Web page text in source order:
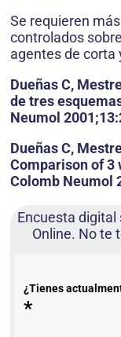
Se requieren
controlados
agentes de corta
Dueñas C,
de tres
Neumol
Dueñas C,
Comparison of 3
Colomb Neumol
Encuesta
Online. No te
¿Tienes
*